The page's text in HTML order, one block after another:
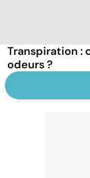
Transpiration :
odeurs ?